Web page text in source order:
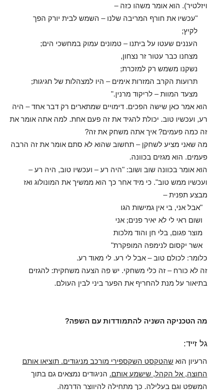
ויזלטיר). הוא אומר משהו כזה –
"עכשיו את חורף המריבה שלנו – השמש לבית יורק הפך
לקיץ;
העננים שעטו על ביתנו – טמונים עמוק במחשכי הים;
מצחנו כבר עטור זר נצחון,
נשקנו משמש רק למזכרת;
תרועות הקרב המזרות אימים – היו למצהלות של חגיגות;
מצעד המוות – לריקוד מרנין."
הוא אמר כאן שישה הפכים. דימויים שמתארים רק דבר אחד – היה
רע, ועכשיו טוב. יכולת להגיד את זה פעם אחת. למה אתה אומר את
זה כמה פעמים? איך אתה משחק את זה?
מה שאני מציע לשחקן – תחשוב שהוא לא סתם אומר את זה הרבה
פעמים. הוא מגזים בכוונה.
הוא אומר בכוונה שוב ושוב: "היה רע – ועכשיו טוב, היה רע –
ועכשיו ממש טוב". כי מיד אחר כך הוא ממשיך את המונולוג ואז
מבצע תפנית –
"אבל אני, בי אין גמישות הגו
ושום ראי לי לא יאיר פנים; אני
מוצר פגום, בלי חן והוד מלכות
אשר יקסום לנימפה המופקרת"
כלומר: לכולם טוב – אבל לי רע. לי מאוד רע.
זה לא כורח – זה כלי משחקי. יש פה הצעה משחקית: להגזים
בתיאור על מנת להחריף את הפער ביני לבין העולם.
מה הטכניקה השניה להתמודדות עם השפה?
גל זייד:
הרעיון הוא שהטקסט השקספירי מורכב מניגודים. תוציאו אותם
החוצה, אל הקהל, שישמע אותם. הניגודים נמצאים גם בתוך
המשפט וגם בעלילה. כך מתחילה להיווצר הדרמה.